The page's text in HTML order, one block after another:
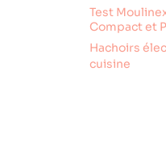
Test
Compact et
Hachoirs
cuisine